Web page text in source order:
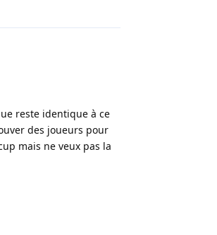
reste identique à ce
des joueurs pour
mais ne veux pas la